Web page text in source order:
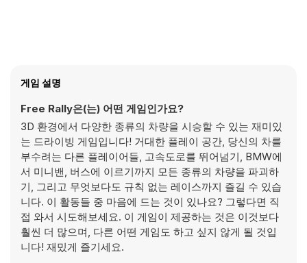
게임 설명
Free Rally은(는) 어떤 게임인가요?
3D 환경에서 다양한 종류의 차량을 시승할 수 있는 재미있
는 드라이빙 게임입니다! 거대한 플레이 공간, 당신의 차를
부수려는 다른 플레이어들, 고속도로를 뛰어넘기, BMW에
서 미니밴, 버스에 이르기까지 모든 종류의 차량을 파괴하
기, 그리고 무엇보다도 규칙 없는 레이스까지 즐길 수 있습
니다. 이 활동들 중 마음에 드는 것이 있나요? 그렇다면 직
접 와서 시도해보세요. 이 게임이 제공하는 것은 이것보다
훨씬 더 많으며, 다른 어떤 게임도 하고 싶지 않게 될 것입
니다! 재밌게 즐기세요.